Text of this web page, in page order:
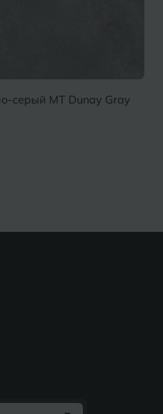
серый MT Dunay Gray